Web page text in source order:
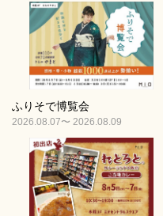
ふりそで博覧会
2026.08.07〜 2026.08.09